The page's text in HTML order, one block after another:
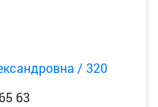
/ 320
63